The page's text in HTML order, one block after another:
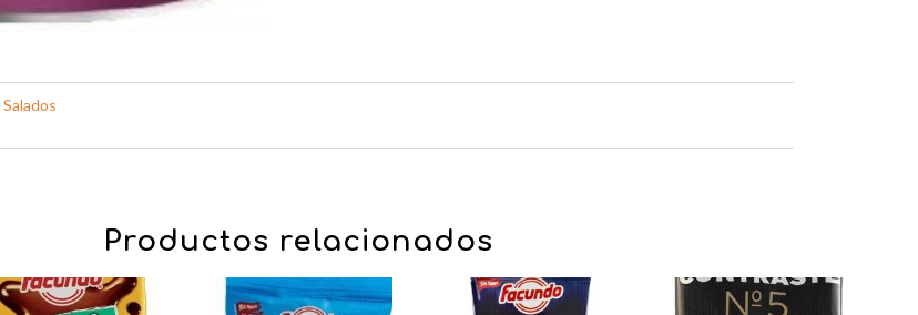
Salados
Productos relacionados